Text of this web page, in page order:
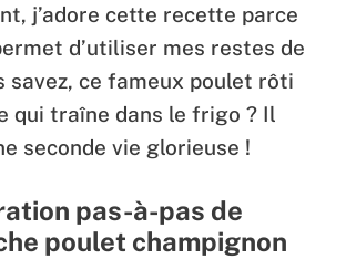
j’adore cette recette parce
d’utiliser mes restes de
savez, ce fameux poulet rôti
qui traîne dans le frigo ? Il
seconde vie glorieuse !
pas-à-pas de
poulet champignon